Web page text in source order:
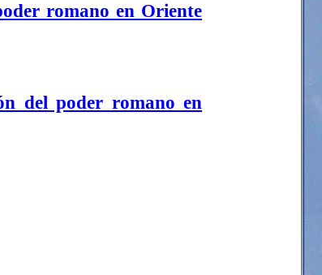
romano en Oriente
del poder romano en